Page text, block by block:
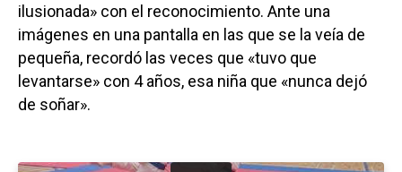
ilusionada» con el reconocimiento. Ante una
imágenes en una pantalla en las que se la veía de
pequeña, recordó las veces que «tuvo que
levantarse» con 4 años, esa niña que «nunca dejó
de soñar».